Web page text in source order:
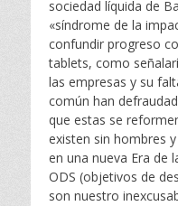
sociedad líquida de
«síndrome de la
confundir progreso
tablets, como
las empresas y su
común han
que estas se
existen sin hombres
en una nueva Era de
ODS (objetivos de
son nuestro